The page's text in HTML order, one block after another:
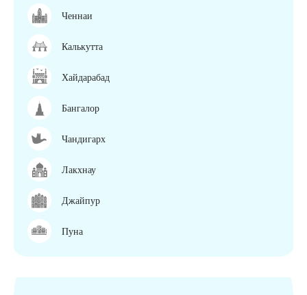
Ченнаи
Калькутта
Хайдарабад
Бангалор
Чандигарх
Лакхнау
Джайпур
Пуна